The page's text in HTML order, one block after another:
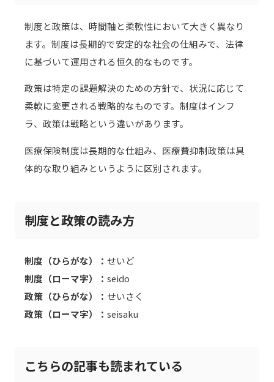
制度と政策は、時間軸と柔軟性において大きく異なり
ます。制度は長期的で安定的な社会の仕組みで、法律
に基づいて運用される恒久的なものです。
政策は特定の課題解決のための方針で、状況に応じて
柔軟に変更される戦略的なものです。制度はインフ
ラ、政策は戦略という違いがあります。
医療保険制度は長期的な仕組み、医療費抑制政策は具
体的な取り組みというように区別されます。
制度と政策の読み方
制度（ひらがな）： せいど
制度（ローマ字）： seido
政策（ひらがな）： せいさく
政策（ローマ字）： seisaku
こちらの記事も読まれている